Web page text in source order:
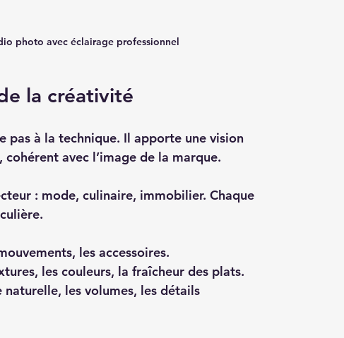
photo avec éclairage professionnel
la créativité
à la technique. Il apporte une vision
avec l’image de la marque.
: mode, culinaire, immobilier. Chaque
les accessoires.
les couleurs, la fraîcheur des plats.
les volumes, les détails